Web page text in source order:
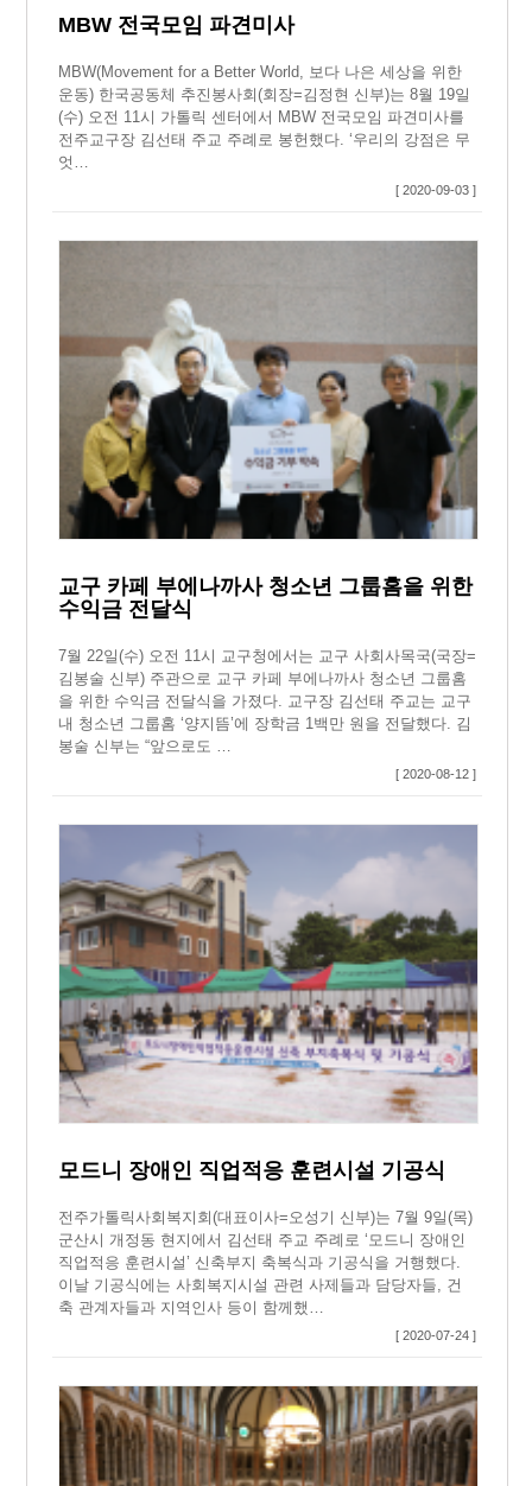
MBW 전국모임 파견미사
MBW(Movement for a Better World, 보다 나은 세상을 위한
운동) 한국공동체 추진봉사회(회장=김정현 신부)는 8월 19일
(수) 오전 11시 가톨릭 센터에서 MBW 전국모임 파견미사를
전주교구장 김선태 주교 주례로 봉헌했다. ‘우리의 강점은 무
엇…
[ 2020-09-03 ]
교구 카페 부에나까사 청소년 그룹홈을 위한
수익금 전달식
7월 22일(수) 오전 11시 교구청에서는 교구 사회사목국(국장=
김봉술 신부) 주관으로 교구 카페 부에나까사 청소년 그룹홈
을 위한 수익금 전달식을 가졌다. 교구장 김선태 주교는 교구
내 청소년 그룹홈 ‘양지뜸’에 장학금 1백만 원을 전달했다. 김
봉술 신부는 “앞으로도 …
[ 2020-08-12 ]
모드니 장애인 직업적응 훈련시설 기공식
전주가톨릭사회복지회(대표이사=오성기 신부)는 7월 9일(목)
군산시 개정동 현지에서 김선태 주교 주례로 ‘모드니 장애인
직업적응 훈련시설’ 신축부지 축복식과 기공식을 거행했다.
이날 기공식에는 사회복지시설 관련 사제들과 담당자들, 건
축 관계자들과 지역인사 등이 함께했…
[ 2020-07-24 ]